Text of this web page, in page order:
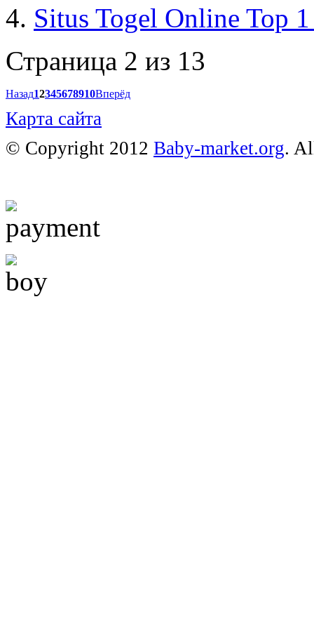
Situs Togel Online Top
Страница 2 из 13
Назад12345678910Вперёд
Карта сайта
© Copyright 2012 Baby-market.org.